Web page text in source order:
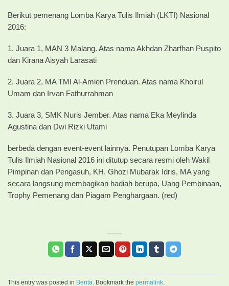
Berikut pemenang Lomba Karya Tulis Ilmiah (LKTI) Nasional
2016:
1. Juara 1, MAN 3 Malang. Atas nama Akhdan Zharfhan Puspito
dan Kirana Aisyah Larasati
2. Juara 2, MA TMI Al-Amien Prenduan. Atas nama Khoirul
Umam dan Irvan Fathurrahman
3. Juara 3, SMK Nuris Jember. Atas nama Eka Meylinda
Agustina dan Dwi Rizki Utami
berbeda dengan event-event lainnya. Penutupan Lomba Karya
Tulis Ilmiah Nasional 2016 ini ditutup secara resmi oleh Wakil
Pimpinan dan Pengasuh, KH. Ghozi Mubarak Idris, MA yang
secara langsung membagikan hadiah berupa, Uang Pembinaan,
Trophy Pemenang dan Piagam Penghargaan. (red)
This entry was posted in Berita . Bookmark the permalink